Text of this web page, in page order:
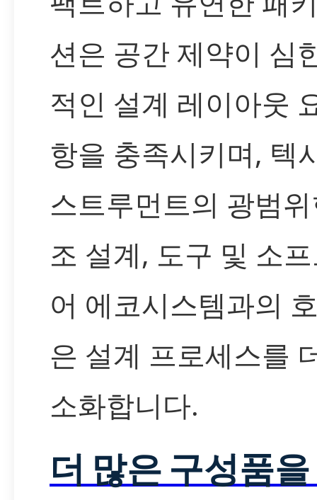
션은 공간 제약이 심
적인 설계 레이아웃
항을 충족시키며, 텍
스트루먼트의 광범
조 설계, 도구 및 소
어 에코시스템과의
은 설계 프로세스를
소화합니다.
더 많은 구성품